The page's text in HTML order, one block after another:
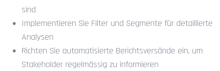
sind
Implementieren Sie Filter und Segmente für detaillierte
Analysen
Richten Sie automatisierte Berichtsversände ein, um
Stakeholder regelmässig zu informieren